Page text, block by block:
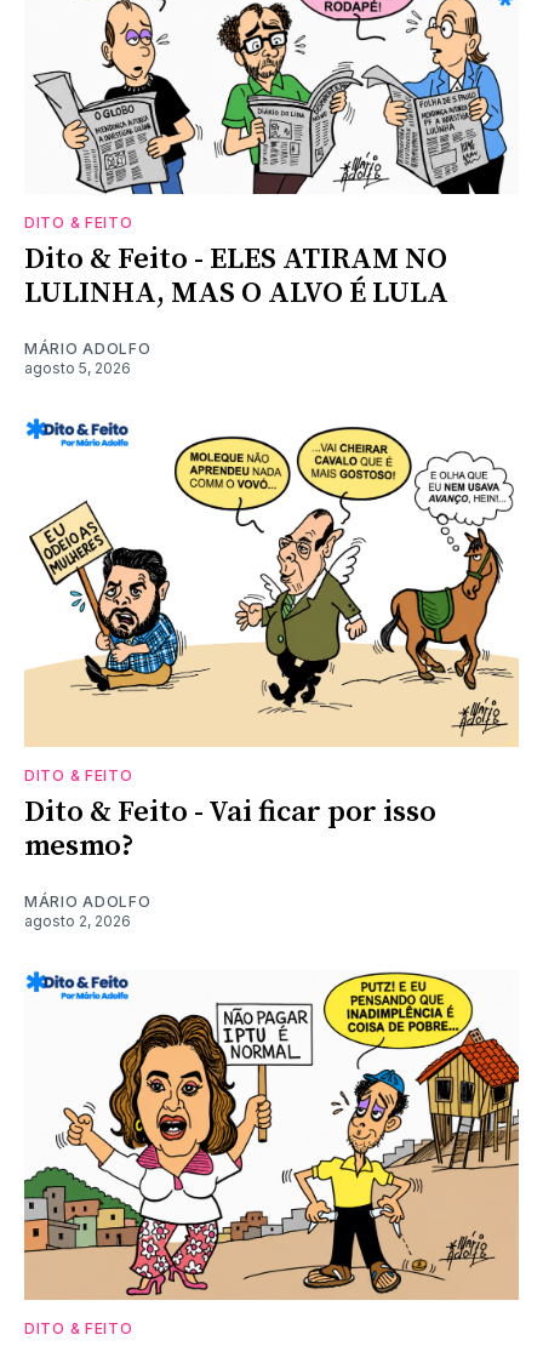
DITO & FEITO
Dito & Feito - ELES ATIRAM NO
LULINHA, MAS O ALVO É LULA
MÁRIO ADOLFO
agosto 5, 2026
DITO & FEITO
Dito & Feito - Vai ficar por isso
mesmo?
MÁRIO ADOLFO
agosto 2, 2026
DITO & FEITO